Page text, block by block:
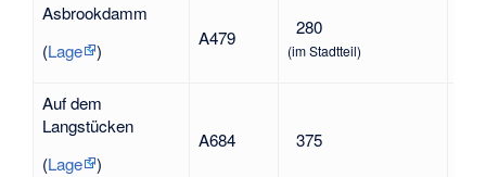
Asbrookdamm
(Lage )
A479 280
(im Stadtteil)
Auf dem
Langstücken
(Lage )
A684 375